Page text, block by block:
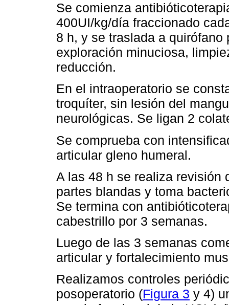
Se comienza
400UI/kg/día fraccionado
8 h, y se traslada a
exploración minuciosa,
reducción.
En el intraoperatorio se
troquíter, sin lesión del
neurológicas. Se ligan 2
Se comprueba con
articular gleno humeral.
A las 48 h se realiza revisión
partes blandas y toma
Se termina con
cabestrillo por 3 semanas.
Luego de las 3 semanas
articular y fortalecimiento
Realizamos controles
posoperatorio (Figura 3 y 4)